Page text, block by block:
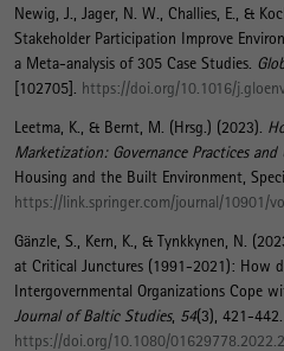
Newig, J., Jager, N. W., Challies, E. , &
Stakeholder Participation Improve
a Meta-analysis of 305 Case Studies
[102705]. https://doi.org/10.1016/
Leetma, K. , & Bernt, M. (Hrsg.) (2023).
Marketization: Governance Practices and
Housing and the Built Environment,
https://link.springer.com/journal/10901/
Gänzle, S. , Kern, K. , & Tynkkynen, N.
at Critical Junctures (1991-2021): How
Intergovernmental Organizations Cope
Journal of Baltic Studies, 54(3), 421-442.
https://doi.org/10.1080/